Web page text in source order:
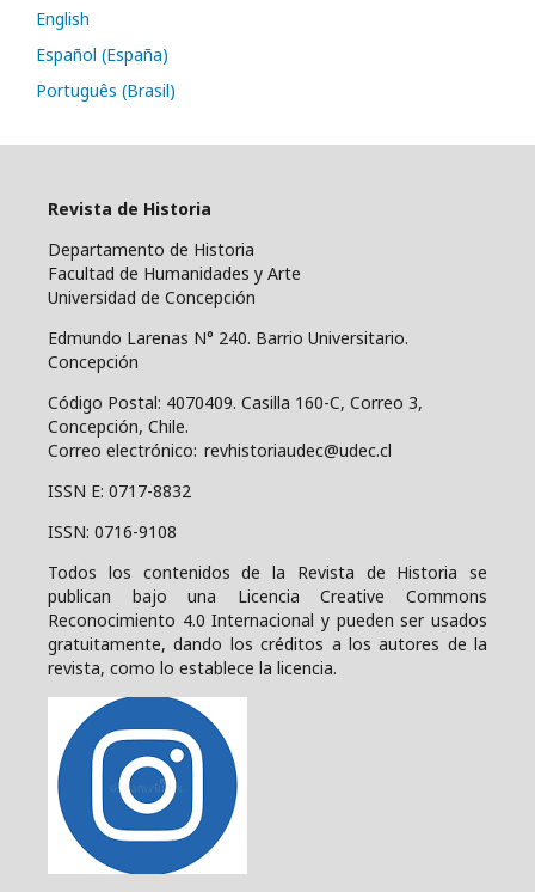
English
Español (España)
Português (Brasil)
Revista de Historia
Departamento de Historia
Facultad de Humanidades y Arte
Universidad de Concepción
Edmundo Larenas N° 240. Barrio Universitario.
Concepción
Código Postal: 4070409. Casilla 160-C, Correo 3,
Concepción, Chile.
Correo electrónico: revhistoriaudec@udec.cl
ISSN E: 0717-8832
ISSN: 0716-9108
Todos los contenidos de la Revista de Historia se
publican bajo una
Licencia Creative Commons
Reconocimiento 4.0 Internacional y pueden ser usados
gratuitamente, dando los créditos a los autores de la
revista, como lo establece la licencia.